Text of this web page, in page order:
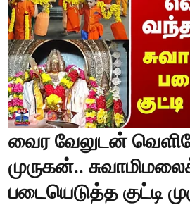
வைர வேலுடன்
முருகன்..
படையெடுத்த குட்டி